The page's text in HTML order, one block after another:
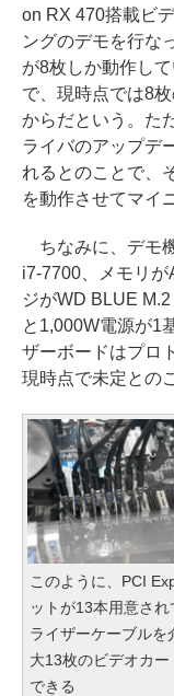
on RX 470搭載ビ
ングのデモを行な
が8枚しか動作し
で、現時点では8
からだという。た
ライバのアップデ
れるとのことで、
を動作させてマイ
ちなみに、デモ
i7-7700、メモリ
ジがWD BLUE
と1,000W電源が1
ザーボードはプロ
現時点で未定との
このように、PCI
ットが13本用意され
ライザーケーブルを
大13枚のビデオカー
できる